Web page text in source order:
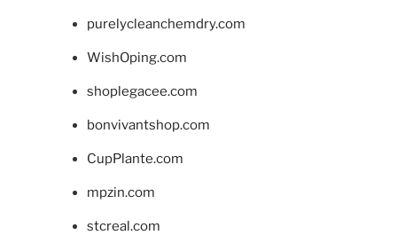
purelycleanchemdry.com
WishOping.com
shoplegacee.com
bonvivantshop.com
CupPlante.com
mpzin.com
stcreal.com